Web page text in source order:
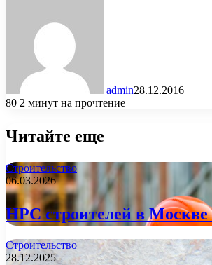
admin28.12.2016
80 2 минут на прочтение
Читайте еще
Строительство
06.03.2026
НРС строителей в Москве
Строительство
28.12.2025